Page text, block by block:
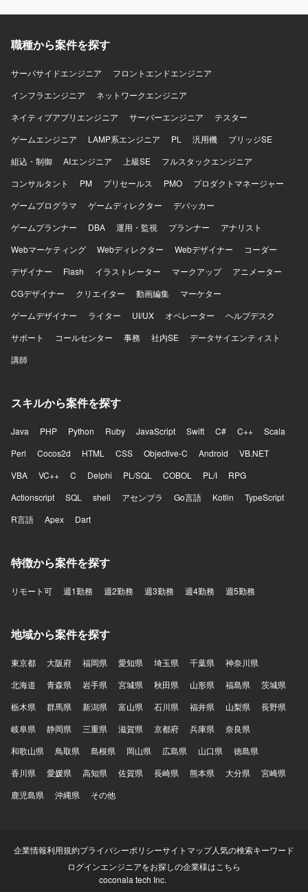
品質の担保とプロジェクト推進を主導する経験を積むこと
発・PoCなど、モダンな技術スタックを活かした上流工程
中心の業務に携わることができます。 【開発環境】 バック
エンドはGo、Ruby on Rails、Unicorn、Nginx、
PostgreSQL、Redis、Docker、Elasticsearchなどを利用し
ております。フロントエンドはTypeScript、React、
利用しております。インフラはAWS（EC2、RDS、
ElastiCache、S3、ElasticsearchService、Lambda、
Engine Yardなどを利用しております。その他、GitHub、
Slack、JIRA、Notionなどのツールを利用しております。
発に携わることができ、複数プロダクトの機能開発・運用
イティブな環境での開発経験を積むことができます。AI駆
動開発や最新の開発ツールを活用したモダンな開発プロセ
スに関わることができます。 【開発環境】 バックエンドは
Ruby、Ruby on Rails、フロントエンドはTypeScript、
React、Next.js、Vue.jsを利用しています。インフラはAWS
DynamoDB、S3、SQS、Lambdaなどを利用しています。
Dockerを用いたコンテナ環境で開発を行い、Git/GitHubに
CodeBuildによるCI/CDパイプラインを構築しています。AI
ツールとしてClaude Code、GitHub Copilot、Devin、
Geminiを活用し、コミュニケーションにはSlack、Notion、
Google Workspaceを利用しています。
職種から案件を探す
サーバサイドエンジニア
フロントエンドエンジニア
インフラエンジニア
ネットワークエンジニア
ネイティブアプリエンジニア
サーバーエンジニア
テスター
ゲームエンジニア
LAMP系エンジニア PL 汎用機
ブリッジSE
組込・制御
AIエンジニア 上級SE
フルスタックエンジニア
コンサルタント
PM プリセールス PMO
プロダクトマネージャー
ゲームプログラマ
ゲームディレクター
デバッカー
ゲームプランナー
DBA 運用・監視 プランナー
アナリスト
Webマーケティング
Webディレクター Webデザイナー
コーダー
デザイナー
Flash イラストレーター マークアップ
アニメーター
CGデザイナー
クリエイター 動画編集
マーケター
ゲームデザイナー
ライター UI/UX オペレーター
ヘルプデスク
サポート
コールセンター 事務 社内SE
データサイエンティスト
講師
スキルから案件を探す
Java PHP Python Ruby JavaScript Swift C# C++
Scala
Perl
Cocos2d HTML CSS Objective-C Android
VB.NET
VBA
VC++ C Delphi PL/SQL COBOL PL/I
RPG
Actionscript
SQL shell アセンブラ Go言語 Kotlin
TypeScript
R言語
Apex Dart
特徴から案件を探す
リモート可 週1勤務 週2勤務 週3勤務 週4勤務 週5勤務
地域から案件を探す
東京都 大阪府 福岡県 愛知県 埼玉県 千葉県
神奈川県
北海道
青森県 岩手県 宮城県 秋田県 山形県 福島県
茨城県
栃木県
群馬県 新潟県 富山県 石川県 福井県 山梨県
長野県
岐阜県
静岡県 三重県 滋賀県 京都府 兵庫県
奈良県
和歌山県
鳥取県 島根県 岡山県 広島県 山口県
徳島県
香川県
愛媛県 高知県 佐賀県 長崎県 熊本県 大分県
宮崎県
鹿児島県
沖縄県 その他
企業情報利用規約プライバシーポリシーサイトマップ人気の検索キーワード
ログインエンジニアをお探しの企業様はこちら
coconala tech Inc.